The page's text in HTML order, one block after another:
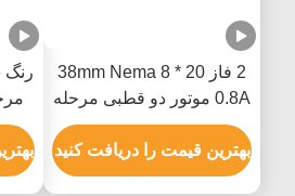
2 فاز 20 * 38mm Nema 8
0.8A موتور دو قطبی مرحله
ای سفارشی برای نور کوچک
چرخش
بهترین قیمت را دریافت کنید